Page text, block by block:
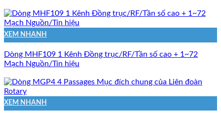
XEM NHANH
Dòng MHF109 1 Kênh Đồng trục/RF/Tần số cao + 1~72
Mạch Nguồn/Tín hiệu
XEM NHANH